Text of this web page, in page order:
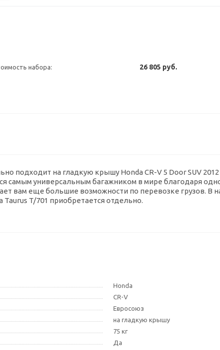
набора: 26 805 руб.
подходит на гладкую крышу Honda CR-V 5 Door SUV
самым универсальным багажником в мире благодаря
вам еще большие возможности по перевозке грузов. В
T/701 приобретается отдельно.
Honda
CR-V
Евросоюз
на гладкую крышу
75 кг
Да